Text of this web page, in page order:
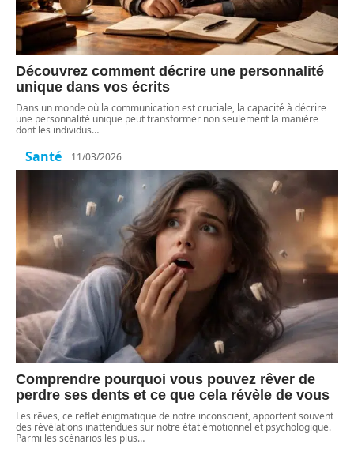
Découvrez comment décrire une personnalité
unique dans vos écrits
Dans un monde où la communication est cruciale, la capacité à décrire
une personnalité unique peut transformer non seulement la manière
dont les individus…
Santé 11/03/2026
Comprendre pourquoi vous pouvez rêver de
perdre ses dents et ce que cela révèle de vous
Les rêves, ce reflet énigmatique de notre inconscient, apportent souvent
des révélations inattendues sur notre état émotionnel et psychologique.
Parmi les scénarios les plus…